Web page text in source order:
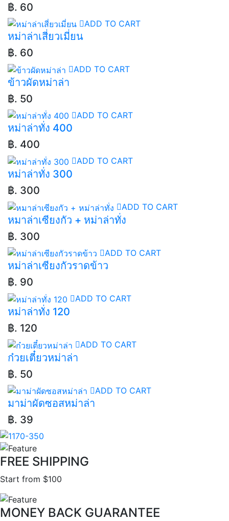
฿. 60
ADD TO CART
หม่าล่าเสี่ยวเมี่ยน
฿. 60
ADD TO CART
ข้าวผัดหม่าล่า
฿. 50
ADD TO CART
หม่าล่าทั่ง 400
฿. 400
ADD TO CART
หม่าล่าทั่ง 300
฿. 300
ADD TO CART
หมาล่าเซียงกัว + หม่าล่าทั่ง
฿. 300
ADD TO CART
หม่าล่าเซียงกัวราดข้าว
฿. 90
ADD TO CART
หม่าล่าทั่ง 120
฿. 120
ADD TO CART
ก๋วยเตี๋ยวหม่าล่า
฿. 50
ADD TO CART
มาม่าผัดซอสหม่าล่า
฿. 39
FREE SHIPPING
Start from $100
MONEY BACK GUARANTEE